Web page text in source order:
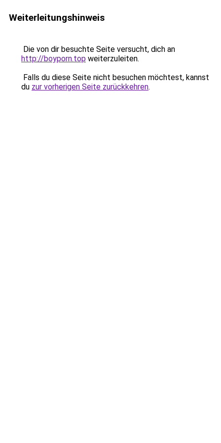
Weiterleitungshinweis
Die von dir besuchte Seite versucht, dich an
http://boyporn.top weiterzuleiten.
Falls du diese Seite nicht besuchen möchtest, kannst
du zur vorherigen Seite zurückkehren.